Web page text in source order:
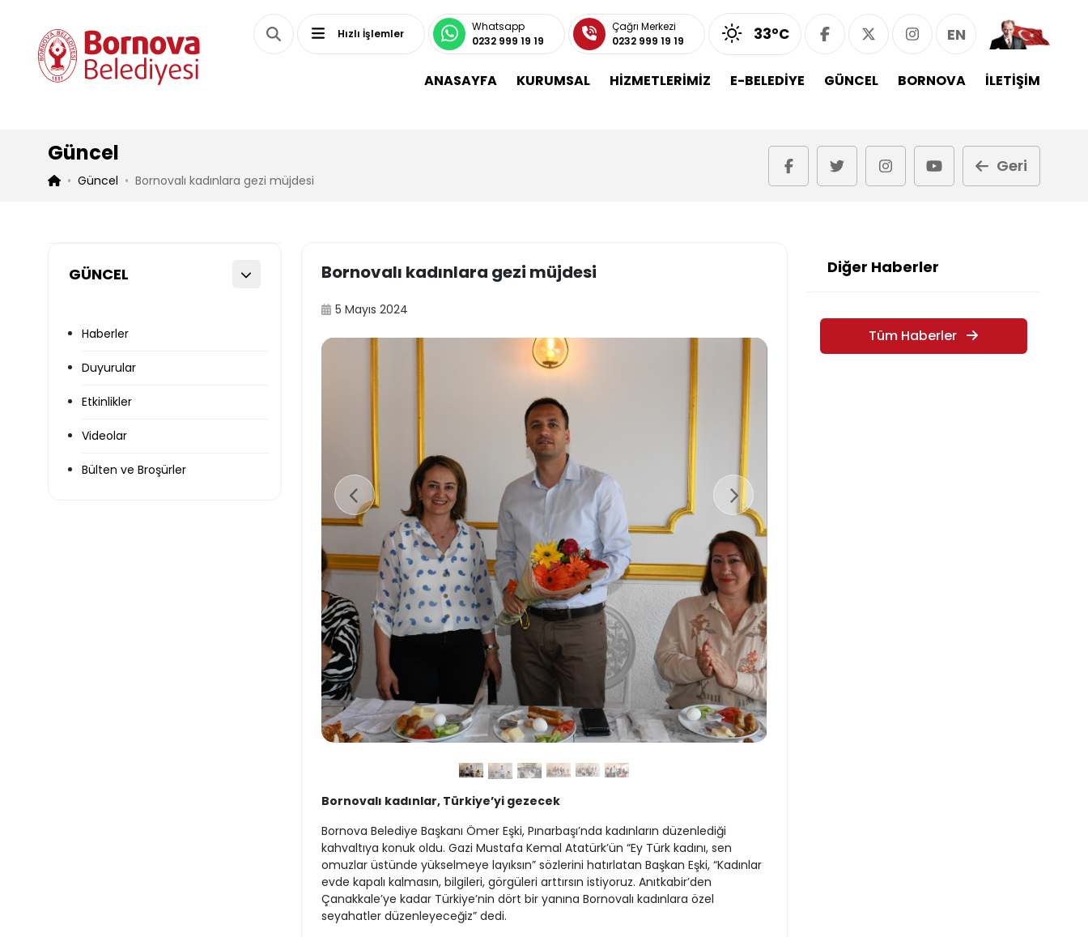
Hızlı İşlemler
Whatsapp
0232 999 19 19
Çağrı Merkezi
0232 999 19 19
33°C EN
ANASAYFA KURUMSAL HİZMETLERİMİZ E-BELEDİYE GÜNCEL BORNOVA İLETİŞİM
Güncel
Güncel Bornovalı kadınlara gezi müjdesi
Geri
GÜNCEL
Haberler
Duyurular
Etkinlikler
Videolar
Bülten ve Broşürler
Bornovalı kadınlara gezi müjdesi
5 Mayıs 2024
Bornovalı kadınlar, Türkiye’yi gezecek
Bornova Belediye Başkanı Ömer Eşki, Pınarbaşı’nda kadınların düzenlediği
kahvaltıya konuk oldu. Gazi Mustafa Kemal Atatürk’ün “Ey Türk kadını, sen
omuzlar üstünde yükselmeye layıksın” sözlerini hatırlatan Başkan Eşki, “Kadınlar
evde kapalı kalmasın, bilgileri, görgüleri arttırsın istiyoruz. Anıtkabir’den
Çanakkale’ye kadar Türkiye’nin dört bir yanına Bornovalı kadınlara özel
seyahatler düzenleyeceğiz” dedi.
Diğer Haberler
Tüm Haberler